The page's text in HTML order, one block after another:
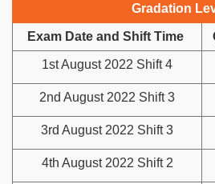
Gradation
Exam Date and Shift Time
1st August 2022 Shift 4
2nd August 2022 Shift 3
3rd August 2022 Shift 3
4th August 2022 Shift 2